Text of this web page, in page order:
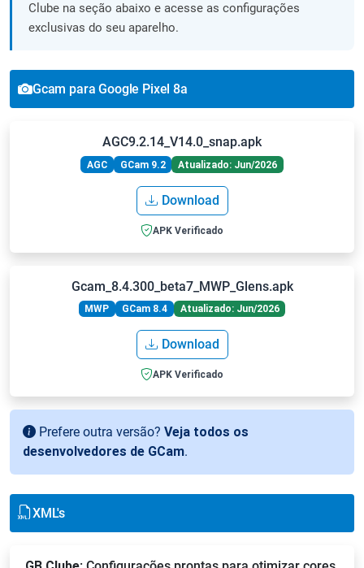
Clube na seção abaixo e acesse as configurações
exclusivas do seu aparelho.
Gcam para Google Pixel 8a
AGC9.2.14_V14.0_snap.apk
AGC GCam 9.2 Atualizado: Jun/2026
Download
APK Verificado
Gcam_8.4.300_beta7_MWP_Glens.apk
MWP GCam 8.4 Atualizado: Jun/2026
Download
APK Verificado
Prefere outra versão? Veja todos os
desenvolvedores de GCam.
XML's